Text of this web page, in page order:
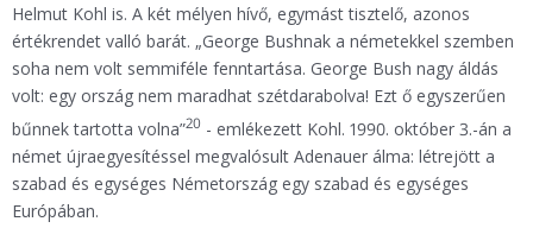
Helmut Kohl is. A két mélyen hívő, egymást tisztelő, azonos
értékrendet valló barát. „George Bushnak a németekkel szemben
soha nem volt semmiféle fenntartása. George Bush nagy áldás
volt: egy ország nem maradhat szétdarabolva! Ezt ő egyszerűen
bűnnek tartotta volna”20 - emlékezett Kohl. 1990. október 3.-án a
német újraegyesítéssel megvalósult Adenauer álma: létrejött a
szabad és egységes Németország egy szabad és egységes
Európában.